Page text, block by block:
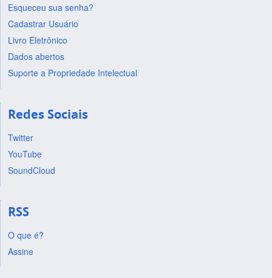
Esqueceu sua senha?
Cadastrar Usuário
Livro Eletrônico
Dados abertos
Suporte a Propriedade Intelectual
Redes Sociais
Twitter
YouTube
SoundCloud
RSS
O que é?
Assine